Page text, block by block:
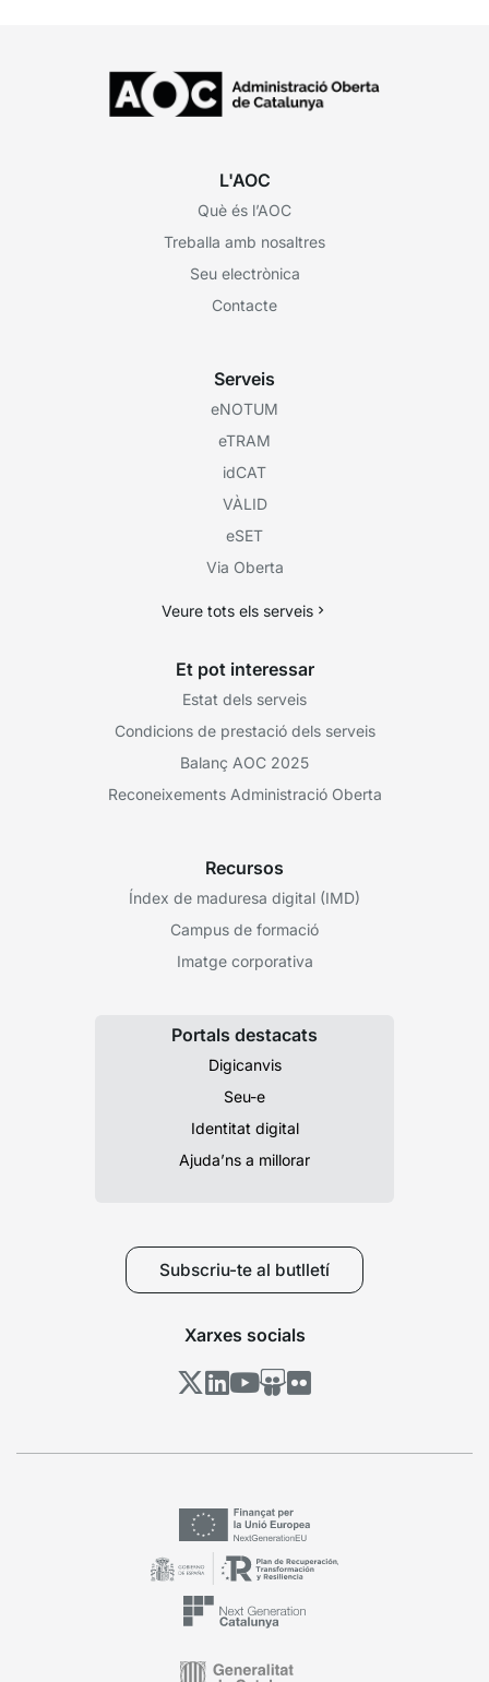
L'AOC
Què és l’AOC
Treballa amb nosaltres
Seu electrònica
Contacte
Serveis
eNOTUM
eTRAM
idCAT
VÀLID
eSET
Via Oberta
Veure tots els serveis
Et pot interessar
Estat dels serveis
Condicions de prestació dels serveis
Balanç AOC 2025
Reconeixements Administració Oberta
Recursos
Índex de maduresa digital (IMD)
Campus de formació
Imatge corporativa
Portals destacats
Digicanvis
Seu-e
Identitat digital
Ajuda’ns a millorar
Subscriu-te al butlletí
Xarxes socials